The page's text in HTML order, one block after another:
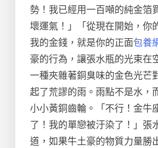
勢！我已經用一百噸的純金箔
壞運氣！」「從現在開始，你
我的金錢，就是你的正面包養
豪的行為，讓張水瓶的光束在
一種夾雜著銅臭味的金色光芒
起了荒謬的雨。雨點不是水，
小小黃銅齒輪。「不行！金牛
了！我的單戀被汙染了！」張
道，如果牛土豪的物質力量勝